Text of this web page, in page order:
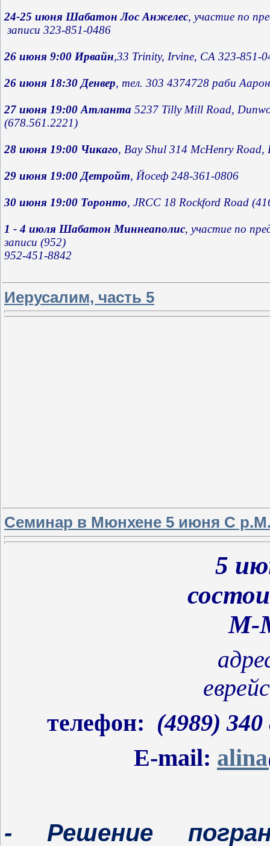
24-25 июня Шабатон Лос Анжелес, участие по
26 июня 9:00 Ирвайн
26 июня 18:30 Денвер
27 июня 19:00 Атланта 5237 Tilly Mill Road,
(678.561.2221)
28 июня 19:00 Чикаго
29 июня 19:00 Детройт
30 июня 19:00 Торонто
1 - 4 июля Шабатон Миннеаполис, участие по
записи (952)
Иерусалим, часть 5
Семинар в Мюнхене 5 июня С
5
М-
телефон: (4989)
E-mail: alina
- Решение